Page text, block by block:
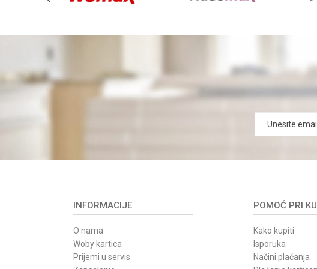
INFORMACIJE
O nama
Woby kartica
Prijemi u servis
POMOĆ PRI
Kako kupiti
Isporuka
Načini plaćanja